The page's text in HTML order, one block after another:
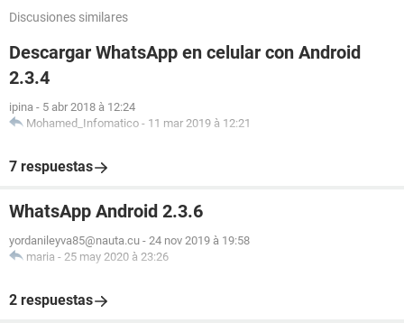
Discusiones similares
Descargar WhatsApp en celular con Android
2.3.4
ipina - 5 abr 2018 à 12:24
Mohamed_Infomatico - 11 mar 2019 à 12:21
7 respuestas
WhatsApp Android 2.3.6
yordanileyva85@nauta.cu - 24 nov 2019 à 19:58
maria - 25 may 2020 à 23:26
2 respuestas